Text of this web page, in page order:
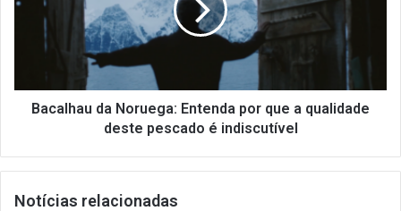
deste
pescado
Bacalhau da Noruega: Entenda por que a qualidade
deste pescado é indiscutível
Notícias relacionadas